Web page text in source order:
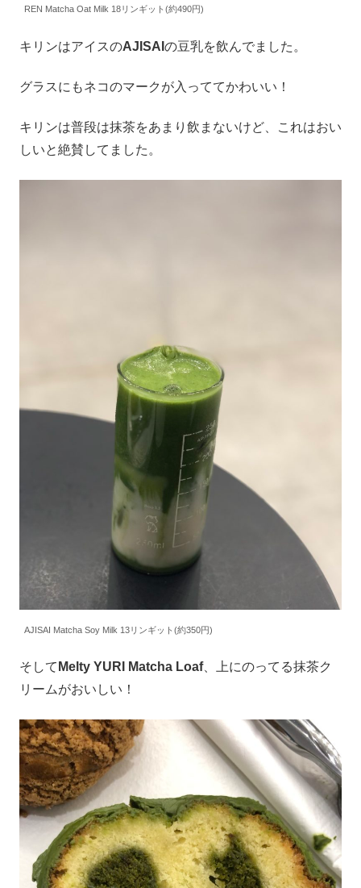
REN Matcha Oat Milk 18リンギット(約490円)
キリンはアイスのAJISAI の豆乳を飲んでました。
グラスにもネコのマークが入っててかわいい！
キリンは普段は抹茶をあまり飲まないけど、これはおい
しいと絶賛してました。
AJISAI Matcha Soy Milk 13リンギット(約350円)
そして Melty YURI Matcha Loaf、上にのってる抹茶ク
リームがおいしい！